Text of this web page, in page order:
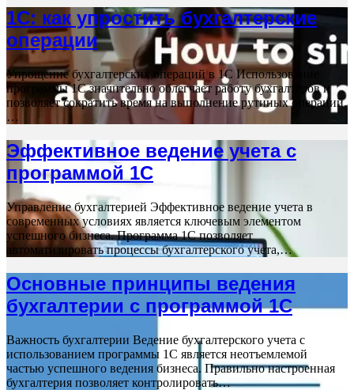
1С: как упростить бухгалтерские
операции
Упрощение бухгалтерских операций в 1С Использование
программы 1С значительно облегчает работу бухгалтеров и
позволяет сократить время на выполнение рутиных операций.
…
Эффективное ведение учета с
программой 1С
Управление бухгалтерией Эффективное ведение учета в
современных условиях является ключевым элементом
успешного бизнеса. Программа 1С позволяет
автоматизировать процессы бухгалтерского учета,…
Основные принципы ведения
бухгалтерии с программой 1С
Важность бухгалтерии Ведение бухгалтерского учета с
использованием программы 1С является неотъемлемой
частью успешного ведения бизнеса. Правильно настроенная
бухгалтерия позволяет контролировать…